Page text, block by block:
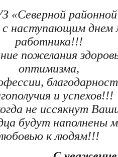
«Северной
с наступающим днем
работника!!!
пожелания
оптимизма,
и успехов!!!
не иссякнут
будут наполнены
к людям!!!